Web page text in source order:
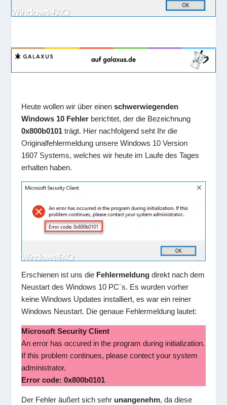
Heute wollen wir über einenschwerwiegenden
Windows 10 Fehler berichtet, der die Bezeichnung
0x800b0101 trägt. Hier nachfolgend seht Ihr die
Originalfehlermeldung unsere Windows 10 Version
1607 Systems, welches wir heute im Laufe des Tages
erhalten haben.
Erschienen ist uns die Fehlermeldung direkt nach dem
Neustart des Windows 10 PC´s. Es wurden vorher
keine Windows Updates installiert, es war ein reiner
Windows Neustart. Die genaue Fehlermeldung lautet:
Microsoft Security Client
An error has occured in the program during initialization.
If this problem continues, please contect your system
administrator.
Error code: 0x800b0101
Der Fehler äußert sich sehr unangenehm, da diese